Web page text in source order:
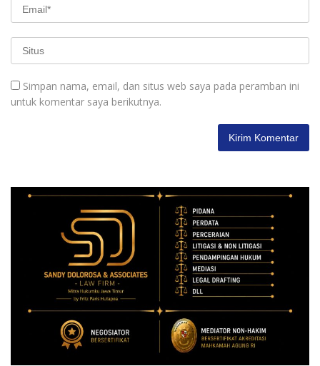
Simpan nama, email, dan situs web saya pada peramban ini
untuk komentar saya berikutnya.